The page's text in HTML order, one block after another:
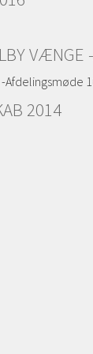
2014